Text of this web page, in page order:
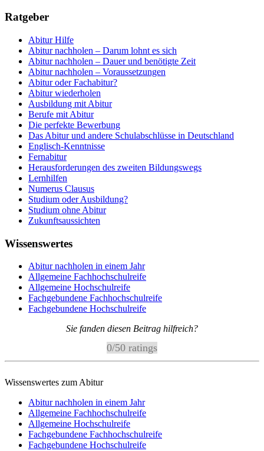
Ratgeber
Abitur Hilfe
Abitur nachholen – Darum lohnt es sich
Abitur nachholen – Dauer und benötigte Zeit
Abitur nachholen – Voraussetzungen
Abitur oder Fachabitur?
Abitur wiederholen
Ausbildung mit Abitur
Berufe mit Abitur
Die perfekte Bewerbung
Das Abitur und andere Schulabschlüsse in Deutschland
Englisch-Kenntnisse
Fernabitur
Herausforderungen des zweiten Bildungswegs
Lernhilfen
Numerus Clausus
Studium oder Ausbildung?
Studium ohne Abitur
Zukunftsaussichten
Wissenswertes
Abitur nachholen in einem Jahr
Allgemeine Fachhochschulreife
Allgemeine Hochschulreife
Fachgebundene Fachhochschulreife
Fachgebundene Hochschulreife
Sie fanden diesen Beitrag hilfreich?
0/50 ratings
Wissenswertes zum Abitur
Abitur nachholen in einem Jahr
Allgemeine Fachhochschulreife
Allgemeine Hochschulreife
Fachgebundene Fachhochschulreife
Fachgebundene Hochschulreife